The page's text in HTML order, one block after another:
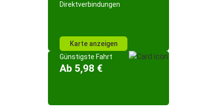
Direktverbindungen
Karte anzeigen
Günstigste Fahrt
Ab 5,98 €